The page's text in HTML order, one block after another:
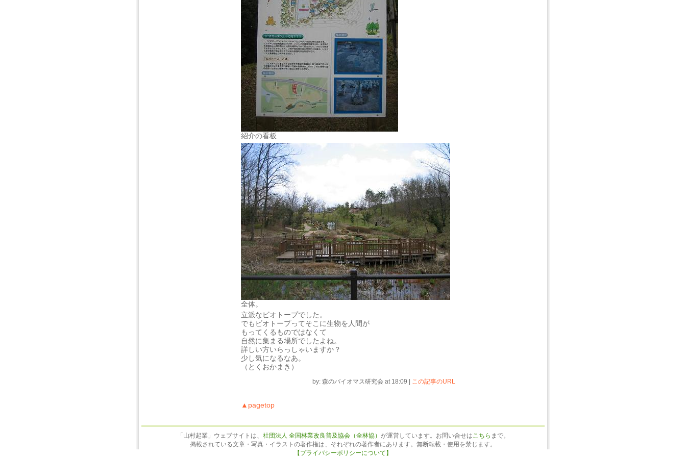
紹介の看板
全体。
立派なビオトープでした。
でもビオトープってそこに生物を人間が
もってくるものではなくて
自然に集まる場所でしたよね。
詳しい方いらっしゃいますか？
少し気になるなあ。
（とくおかまき）
by: 森のバイオマス研究会 at 18:09 この記事のURL
▲pagetop
「山村起業」ウェブサイトは、 社団法人 全国林業改良普及協会（全林協） が運営しています。お問い合せはこちら まで。
掲載されている文章・写真・イラストの著作権は、それぞれの著作者にあります。無断転載・使用を禁じます。
【プライバシーポリシーについて】